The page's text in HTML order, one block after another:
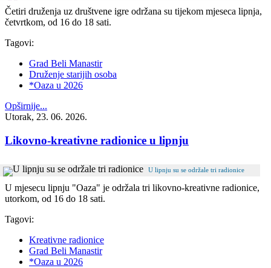
Četiri druženja uz društvene igre održana su tijekom mjeseca lipnja,
četvrtkom, od 16 do 18 sati.
Tagovi:
Grad Beli Manastir
Druženje starijih osoba
*Oaza u 2026
Opširnije...
Utorak, 23. 06. 2026.
Likovno-kreativne radionice u lipnju
U lipnju su se održale tri radionice
U mjesecu lipnju "Oaza" je održala tri likovno-kreativne radionice,
utorkom, od 16 do 18 sati.
Tagovi:
Kreativne radionice
Grad Beli Manastir
*Oaza u 2026